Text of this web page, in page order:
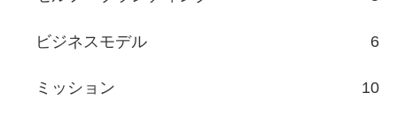
ビジネスモデル 6
ミッション 10